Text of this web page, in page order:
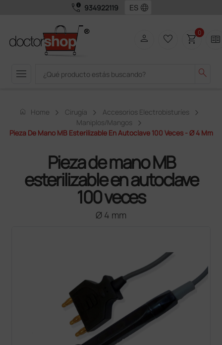
call_quality 934922119 language
menu search
person favorite_border shopping_cart0 two_pager
home Home Cirugía
Accesorios Electrobisturíes
Maniplos/mangos
Pieza De Mano MB Esterilizable En Autoclave 100 Veces - Ø 4 Mm
Pieza de mano MB
esterilizable en autoclave
100 veces
Ø 4 mm